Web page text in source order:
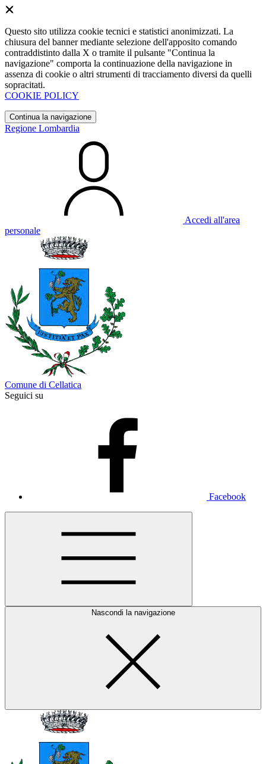
Questo sito utilizza cookie tecnici e statistici anonimizzati. La
chiusura del banner mediante selezione dell'apposito comando
contraddistinto dalla X o tramite il pulsante "Continua la
navigazione" comporta la continuazione della navigazione in
assenza di cookie o altri strumenti di tracciamento diversi da quelli
sopracitati.
COOKIE POLICY
Continua la navigazione
Regione Lombardia
Accedi all'area
personale
Comune di Cellatica
Seguici su
Facebook
Nascondi la navigazione